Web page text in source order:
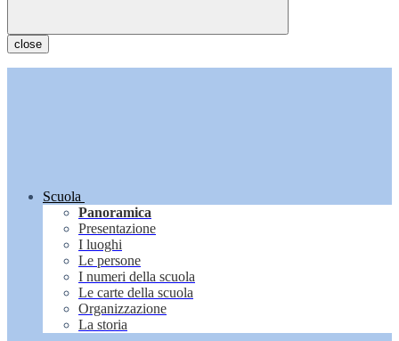
close
Scuola
Panoramica
Presentazione
I luoghi
Le persone
I numeri della scuola
Le carte della scuola
Organizzazione
La storia